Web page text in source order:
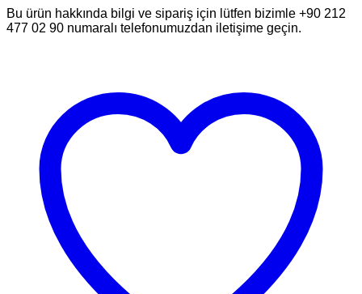
Bu ürün hakkında bilgi ve sipariş için lütfen bizimle +90 212
477 02 90 numaralı telefonumuzdan iletişime geçin.